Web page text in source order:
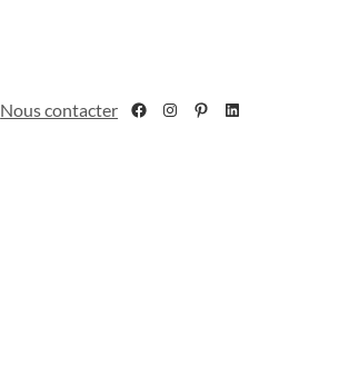
Nous contacter Facebook
Instagram
Pinterest
LinkedIn